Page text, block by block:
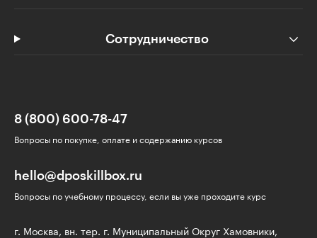
Сотрудничество
8 (800) 600-78-47
Вопросы по покупке, оплате и содержанию курсов
hello@dposkillbox.ru
Вопросы по учебному процессу, если вы уже проходите курс
г. Москва, вн. тер. г. Муниципальный Округ Хамовники,